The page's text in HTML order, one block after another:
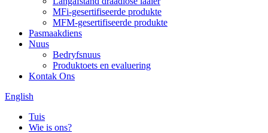
MFi-gesertifiseerde produkte
MFM-gesertifiseerde produkte
Pasmaakdiens
Nuus
Bedryfsnuus
Produktoets en evaluering
Kontak Ons
English
Tuis
Wie is ons?